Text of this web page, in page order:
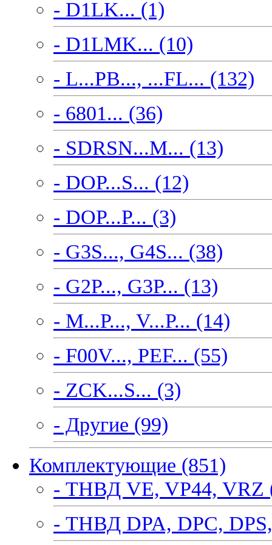
- D1LK... (1)
- D1LMK... (10)
- L...PB..., ...FL... (132)
- 6801... (36)
- SDRSN...M... (13)
- DOP...S... (12)
- DOP...P... (3)
- G3S..., G4S... (38)
- G2P..., G3P... (13)
- M...P..., V...P... (14)
- F00V..., PEF... (55)
- ZCK...S... (3)
- Другие (99)
Комплектующие (851)
- ТНВД VE, VP44, VRZ
- ТНВД DPA, DPC,